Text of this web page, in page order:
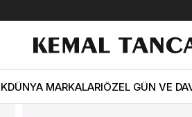
DÜNYA MARKALARIÖZEL GÜN VE
Erkek Eva Taban Hakiki Deri Beyaz Spor &